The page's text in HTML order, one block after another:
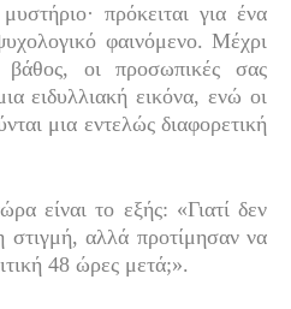
πρόκειται για ένα
φαινόμενο. Μέχρι
οι προσωπικές σας
ειδυλλιακή εικόνα, ενώ οι
μια εντελώς διαφορετική
είναι το εξής: «Γιατί δεν
στιγμή, αλλά προτίμησαν να
48 ώρες μετά;».